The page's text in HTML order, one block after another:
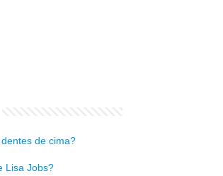
de cima?
Lisa Jobs?